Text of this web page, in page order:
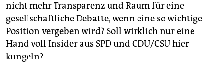
nicht mehr Transparenz und Raum für eine
gesellschaftliche Debatte, wenn eine so wichtige
Position vergeben wird? Soll wirklich nur eine
Hand voll Insider aus SPD und CDU/CSU hier
kungeln?